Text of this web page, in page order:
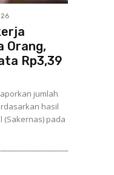
Orang,
Rp3,39
jumlah
hasil
(Sakernas) pada